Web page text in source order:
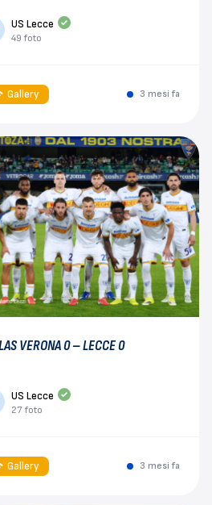
US Lecce
49 foto
Gallery 3 mesi fa
VERONA 0 – LECCE 0
US Lecce
27 foto
Gallery 3 mesi fa